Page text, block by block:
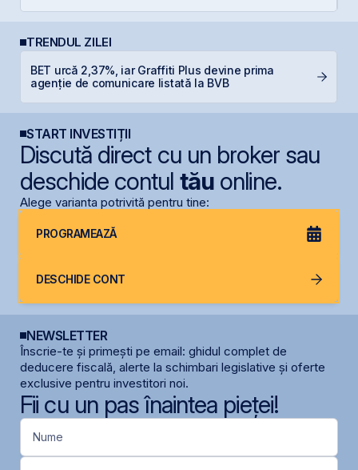
TRENDUL ZILEI
BET urcă 2,37%, iar Graffiti Plus devine prima
agenție de comunicare listată la BVB
START INVESTIȚII
Discută direct cu un broker sau
deschide contul tăuonline.
Alege varianta potrivită pentru tine:
PROGRAMEAZĂ
DESCHIDE CONT
NEWSLETTER
Înscrie-te și primești pe email: ghidul complet de
deducere fiscală, alerte la schimbari legislative și oferte
exclusive pentru investitori noi.
Fii cu un pas înaintea pieței!
Nume